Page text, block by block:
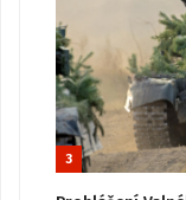
3